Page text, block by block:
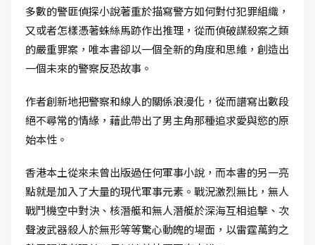
多數的警匪偵探小說著重於描寫警方如何對付犯罪組織，
又或者怎樣憑著蛛絲馬跡作出推理，從而偵破謀殺案之類
的嚴重罪案，唯本書卻以一個全新的角度和思維，創造出
一個未來的警察反恐故事。
作者創新地把警察和線人的關係浪漫化，從而譜寫出數段
絕不尋常的情緣，藉此帶出了男主角那種追求愛與慾的原
始本性。
香港本土從來未曾出版過任何軍事小說，而本書的另一亮
點就是加入了大量的現代軍事元素。戰況激烈無比，無人
戰鬥機空中對決、核潛艇和無人潛艇於深海互相追擊、次
聲波武器殺人於無形等等驚心動魄的場面，以雷霆萬鈞之